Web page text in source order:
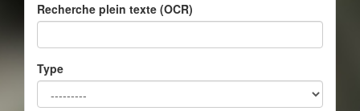
Recherche plein texte (OCR)
Type